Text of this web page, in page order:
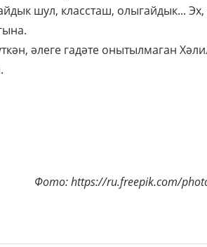
шул, классташ, олыгайдык...
әлеге гадәте онытылмаган
Фото: https://ru.freepik.com/